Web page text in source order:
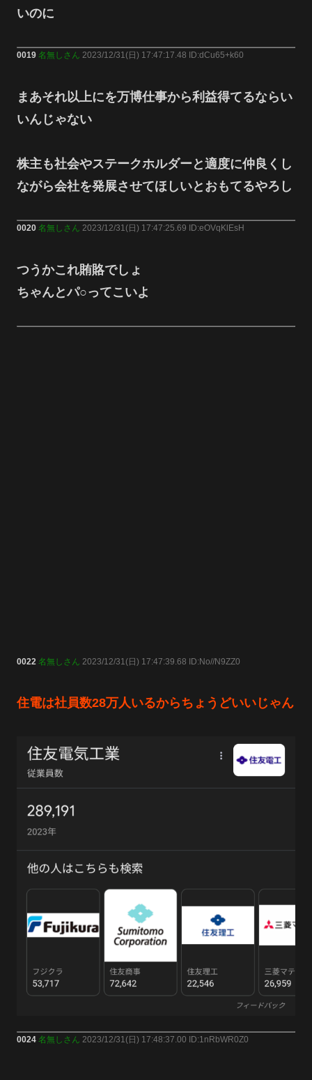
いのに
0019 名無しさん 2023/12/31(日) 17:47:17.48 ID:dCu65+k60
まあそれ以上にを万博仕事から利益得てるならい
いんじゃない
株主も社会やステークホルダーと適度に仲良くし
ながら会社を発展させてほしいとおもてるやろし
0020 名無しさん 2023/12/31(日) 17:47:25.69 ID:eOVqKlEsH
つうかこれ賄賂でしょ
ちゃんとパ○ってこいよ
0022 名無しさん 2023/12/31(日) 17:47:39.68 ID:No//N9ZZ0
住電は社員数28万人いるからちょうどいいじゃん
0024 名無しさん 2023/12/31(日) 17:48:37.00 ID:1nRbWR0Z0